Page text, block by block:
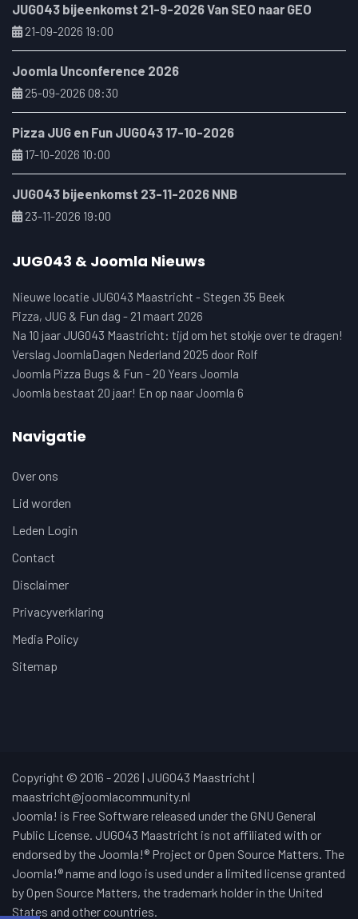
JUG043 bijeenkomst 21-9-2026 Van SEO naar GEO
21-09-2026 19:00
Joomla Unconference 2026
25-09-2026 08:30
Pizza JUG en Fun JUG043 17-10-2026
17-10-2026 10:00
JUG043 bijeenkomst 23-11-2026 NNB
23-11-2026 19:00
JUG043 & Joomla Nieuws
Nieuwe locatie JUG043 Maastricht - Stegen 35 Beek
Pizza, JUG & Fun dag - 21 maart 2026
Na 10 jaar JUG043 Maastricht: tijd om het stokje over te dragen!
Verslag JoomlaDagen Nederland 2025 door Rolf
Joomla Pizza Bugs & Fun - 20 Years Joomla
Joomla bestaat 20 jaar! En op naar Joomla 6
Navigatie
Over ons
Lid worden
Leden Login
Contact
Disclaimer
Privacyverklaring
Media Policy
Sitemap
Copyright © 2016 - 2026 | JUG043 Maastricht |
maastricht@joomlacommunity.nl
Joomla! is Free Software released under the GNU General
Public License. JUG043 Maastricht is not affiliated with or
endorsed by the Joomla!® Project or Open Source Matters. The
Joomla!® name and logo is used under a limited license granted
by Open Source Matters, the trademark holder in the United
States and other countries.